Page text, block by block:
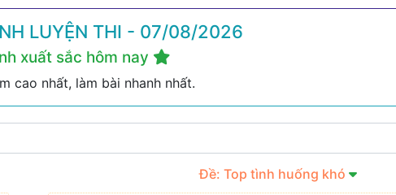
LUYỆN THI - 07/08/2026
xuất sắc hôm nay
cao nhất, làm bài nhanh nhất.
Đề: Top tình huống khó